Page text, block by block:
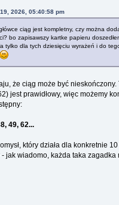
2026, 05:40:58 pm
ciąg jest kompletny, czy można
bo zapisawszy kartke papieru
tylko dla tych dziesięciu wyrażeń i do
że ciąg może być nieskończony.
jest prawidłowy, więc możemy
49, 62...
który działa dla konkretnie
jak wiadomo, każda taka zagadka